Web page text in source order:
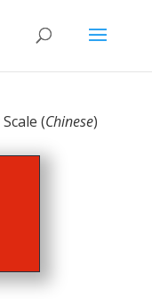
(Chinese)